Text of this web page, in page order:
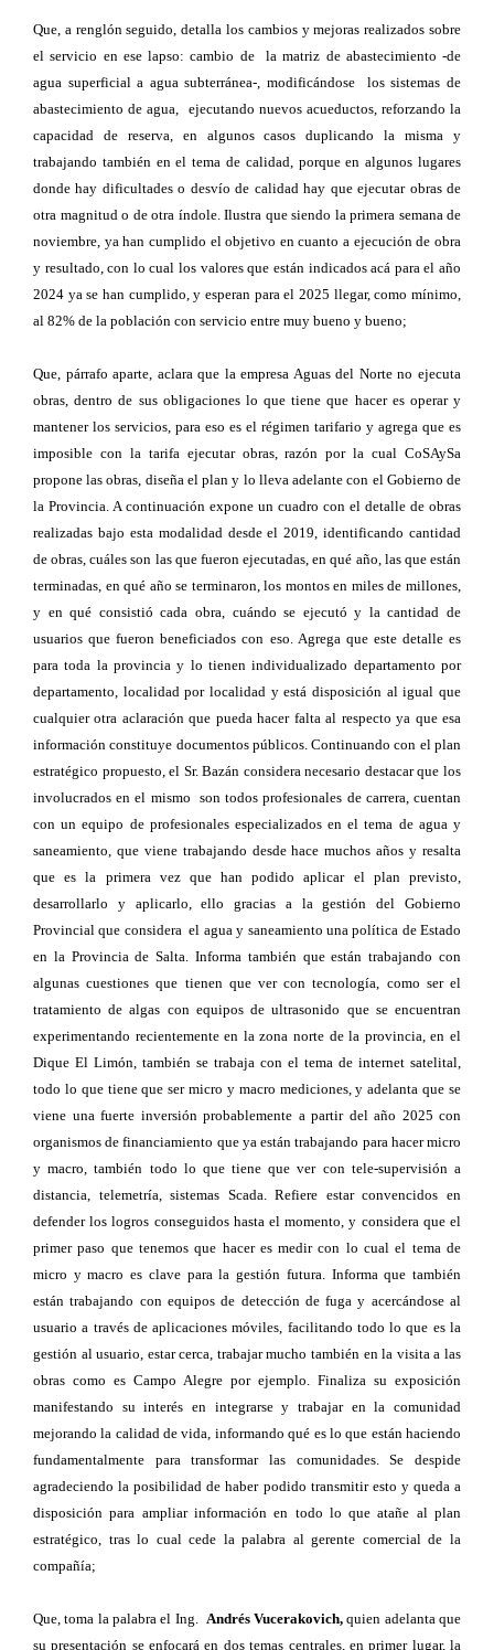
Que, a renglón seguido, detalla los cambios y mejoras realizados sobre
el servicio en ese lapso: cambio de la matriz de abastecimiento -de
agua superficial a agua subterránea-, modificándose los sistemas de
abastecimiento de agua, ejecutando nuevos acueductos, reforzando la
capacidad de reserva, en algunos casos duplicando la misma y
trabajando también en el tema de calidad, porque en algunos lugares
donde hay dificultades o desvío de calidad hay que ejecutar obras de
otra magnitud o de otra índole. Ilustra que siendo la primera semana de
noviembre, ya han cumplido el objetivo en cuanto a ejecución de obra
y resultado, con lo cual los valores que están indicados acá para el año
2024 ya se han cumplido, y esperan para el 2025 llegar, como mínimo,
al 82% de la población con servicio entre muy bueno y bueno;
Que, párrafo aparte, aclara que la empresa Aguas del Norte no ejecuta
obras, dentro de sus obligaciones lo que tiene que hacer es operar y
mantener los servicios, para eso es el régimen tarifario y agrega que es
imposible con la tarifa ejecutar obras, razón por la cual CoSAySa
propone las obras, diseña el plan y lo lleva adelante con el Gobierno de
la Provincia. A continuación expone un cuadro con el detalle de obras
realizadas bajo esta modalidad desde el 2019, identificando cantidad
de obras, cuáles son las que fueron ejecutadas, en qué año, las que están
terminadas, en qué año se terminaron, los montos en miles de millones,
y en qué consistió cada obra, cuándo se ejecutó y la cantidad de
usuarios que fueron beneficiados con eso. Agrega que este detalle es
para toda la provincia y lo tienen individualizado departamento por
departamento, localidad por localidad y está disposición al igual que
cualquier otra aclaración que pueda hacer falta al respecto ya que esa
información constituye documentos públicos. Continuando con el plan
estratégico propuesto, el Sr. Bazán considera necesario destacar que los
involucrados en el mismo son todos profesionales de carrera, cuentan
con un equipo de profesionales especializados en el tema de agua y
saneamiento, que viene trabajando desde hace muchos años y resalta
que es la primera vez que han podido aplicar el plan previsto,
desarrollarlo y aplicarlo, ello gracias a la gestión del Gobierno
Provincial que considera el agua y saneamiento una política de Estado
en la Provincia de Salta. Informa también que están trabajando con
algunas cuestiones que tienen que ver con tecnología, como ser el
tratamiento de algas con equipos de ultrasonido que se encuentran
experimentando recientemente en la zona norte de la provincia, en el
Dique El Limón, también se trabaja con el tema de internet satelital,
todo lo que tiene que ser micro y macro mediciones, y adelanta que se
viene una fuerte inversión probablemente a partir del año 2025 con
organismos de financiamiento que ya están trabajando para hacer micro
y macro, también todo lo que tiene que ver con tele-supervisión a
distancia, telemetría, sistemas Scada. Refiere estar convencidos en
defender los logros conseguidos hasta el momento, y considera que el
primer paso que tenemos que hacer es medir con lo cual el tema de
micro y macro es clave para la gestión futura. Informa que también
están trabajando con equipos de detección de fuga y acercándose al
usuario a través de aplicaciones móviles, facilitando todo lo que es la
gestión al usuario, estar cerca, trabajar mucho también en la visita a las
obras como es Campo Alegre por ejemplo. Finaliza su exposición
manifestando su interés en integrarse y trabajar en la comunidad
mejorando la calidad de vida, informando qué es lo que están haciendo
fundamentalmente para transformar las comunidades. Se despide
agradeciendo la posibilidad de haber podido transmitir esto y queda a
disposición para ampliar información en todo lo que atañe al plan
estratégico, tras lo cual cede la palabra al gerente comercial de la
compañía;
Que, toma la palabra el Ing. Andrés Vucerakovich,quien adelanta que
su presentación se enfocará en dos temas centrales, en primer lugar, la